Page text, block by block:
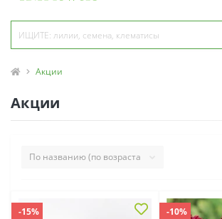
Акции
Акции
-15% -10%